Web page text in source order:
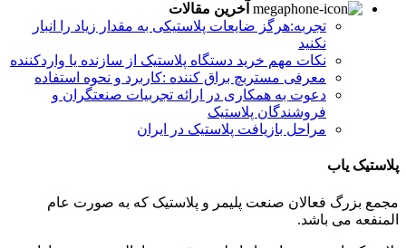
آخرین مقالات
تجربه:هرگز ضایعات پلاستیکی به مقدار زیاد را انبار
نکنید
نکات مهم خرید دستگاه پلاستیک از سازنده یا واردکننده
معرفی مستربچ براق کننده :کاربرد و نحوه استفاده
دعوت به همکاری در ارائه تجربیات صنعتگران و
فروشندگان پلاستیک
مراحل بازیافت پلاستیک در ایران
پلاستیک یاب
مجمع بزرگ فعالان صنعت پلیمر و پلاستیک که به صورت عام
المنفعه می باشد.